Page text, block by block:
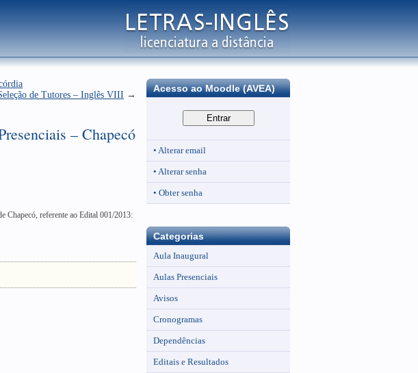
de Tutores – Inglês VIII →
– Chapecó
Chapecó, referente ao Edital 001/2013:
Acesso ao Moodle (AVEA)
• Alterar email
• Alterar senha
• Obter senha
Categorias
Aula Inaugural
Aulas Presenciais
Avisos
Cronogramas
Dependências
Editais e Resultados